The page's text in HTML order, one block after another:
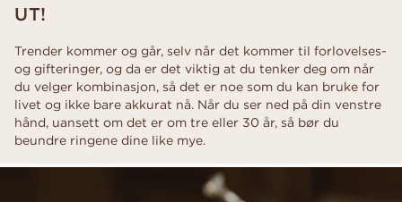
UT!
Trender kommer og går, selv når det kommer til forlovelses-
og gifteringer, og da er det viktig at du tenker deg om når
du velger kombinasjon, så det er noe som du kan bruke for
livet og ikke bare akkurat nå. Når du ser ned på din venstre
hånd, uansett om det er om tre eller 30 år, så bør du
beundre ringene dine like mye.